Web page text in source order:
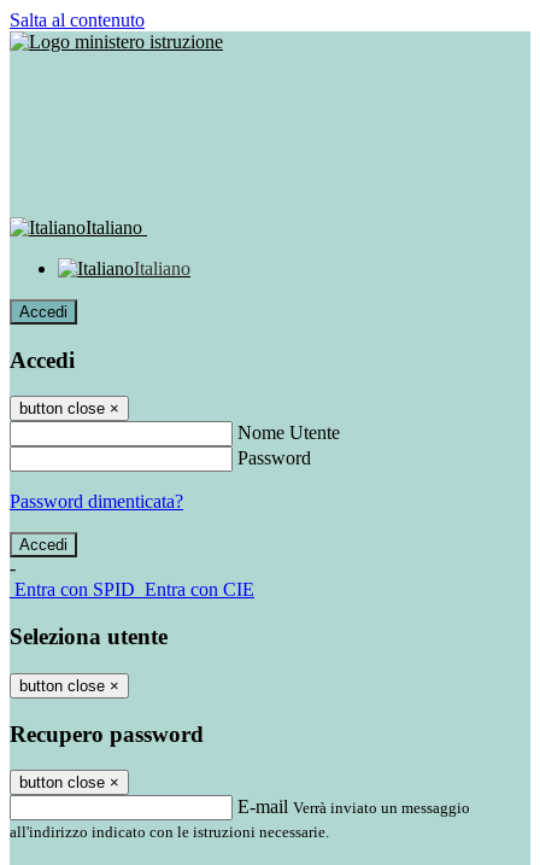
Salta al contenuto
Italiano
Italiano
Accedi
Accedi
button close ×
Nome Utente
Password
Password dimenticata?
-
Entra con SPID Entra con CIE
Seleziona utente
button close ×
Recupero password
button close ×
E-mail Verrà inviato un messaggio
all'indirizzo indicato con le istruzioni necessarie.